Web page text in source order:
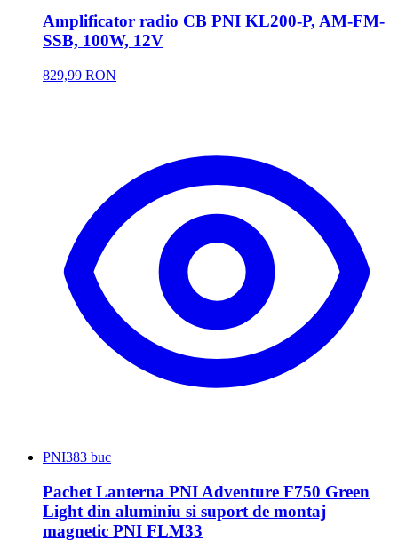
Amplificator radio CB PNI KL200-P, AM-FM-
SSB, 100W, 12V
829,99 RON
PNI383 buc
Pachet Lanterna PNI Adventure F750 Green
Light din aluminiu si suport de montaj
magnetic PNI FLM33